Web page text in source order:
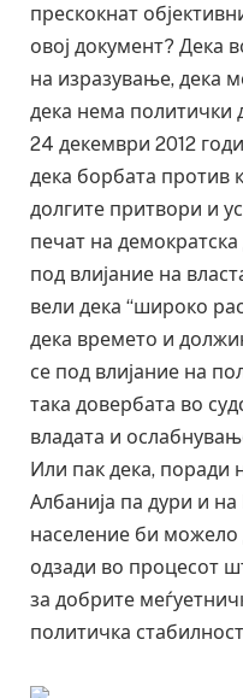
прескокнат
овој документ? Дека
на изразување, дека
дека нема политички
24 декември 2012
дека борбата против
долгите притвори и
печат на
под влијание на
вели дека “широко
дека времето и
се под влијание на
така довербата во
владата и
Или пак дека, поради
Албанија па дури и на
население би можело
одзади во процесот
за добрите
политичка стабилност